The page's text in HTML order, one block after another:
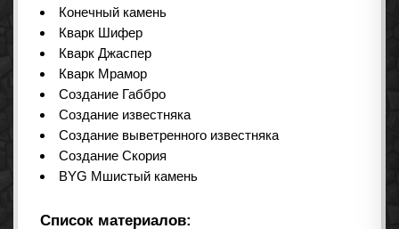
Конечный камень
Кварк Шифер
Кварк Джаспер
Кварк Мрамор
Создание Габбро
Создание известняка
Создание выветренного известняка
Создание Скория
BYG Мшистый камень
Список материалов: